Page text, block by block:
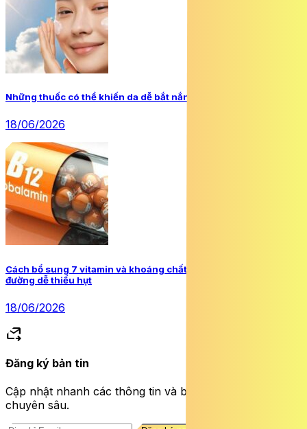
Những thuốc có thể khiến da dễ bắt nắng hơn
18/06/2026
Cách bổ sung 7 vitamin và khoáng chất người mắc đái tháo
đường dễ thiếu hụt
18/06/2026
forward_to_inbox
Đăng ký bản tin
Cập nhật nhanh các thông tin và bài viết sức khỏe
chuyên sâu.